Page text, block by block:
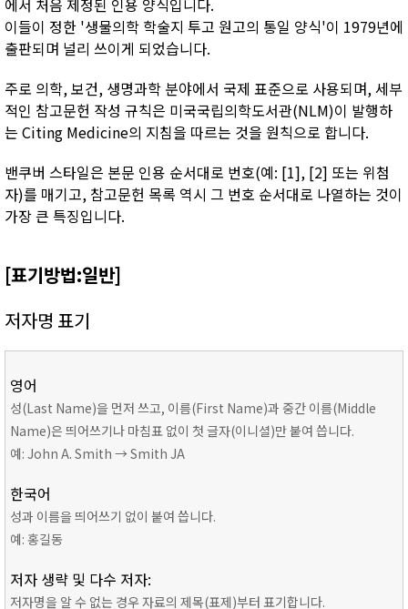
에서 처음 제정된 인용 양식입니다.
이들이 정한 '생물의학 학술지 투고 원고의 통일 양식'이 1979년에
출판되며 널리 쓰이게 되었습니다.
주로 의학, 보건, 생명과학 분야에서 국제 표준으로 사용되며, 세부
적인 참고문헌 작성 규칙은 미국국립의학도서관(NLM)이 발행하
는 Citing Medicine의 지침을 따르는 것을 원칙으로 합니다.
밴쿠버 스타일은 본문 인용 순서대로 번호(예: [1], [2] 또는 위첨
자)를 매기고, 참고문헌 목록 역시 그 번호 순서대로 나열하는 것이
가장 큰 특징입니다.
[표기방법:일반]
저자명 표기
영어
성(Last Name)을 먼저 쓰고, 이름(First Name)과 중간 이름(Middle
Name)은 띄어쓰기나 마침표 없이 첫 글자(이니셜)만 붙여 씁니다.
예: John A. Smith → Smith JA
한국어
성과 이름을 띄어쓰기 없이 붙여 씁니다.
예: 홍길동
저자 생략 및 다수 저자:
저자명을 알 수 없는 경우 자료의 제목(표제)부터 표기합니다.